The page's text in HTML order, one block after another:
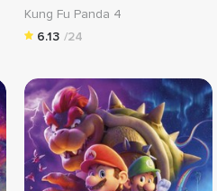
Kung Fu Panda 4
6.13 /24